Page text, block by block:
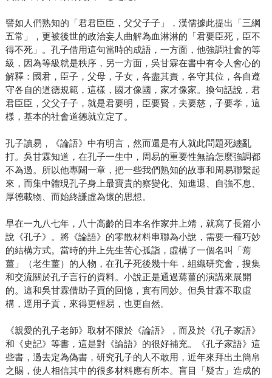
譬如人們熟知的「君君臣臣，父父子子」，漢儒據此提出「三綱
五常」，更被後世的政治妄人曲解為血淋淋的「君要臣死，臣不
得不死」。孔子借用這句當時的成語，一方面，他強調社會的等
級，因為等級就是秩序，另一方面，吳甘霖在書中有令人會心的
解釋：國君，臣子，父母，子女，各盡其責，各守其位，各自遵
守各自的道德規範，這樣，國才像國，家才像家。換句話說，君
君臣臣，父父子子，就是君要明，臣要賢，夫要慈，子要孝，這
樣，基本的社會道德就立定了。
孔子讀易，《論語》中有明言，然而還是有人就此問題死纏亂
打。吳甘霖知道，在孔子一生中，周易的重要性無論怎麼強調都
不為過。所以他專闢一章，把一些我們熟知的故事和周易聯繫起
來，而集中體現孔子身上最寶貴的察變化、知進退、自強不息、
厚德載物、而始終謙虛為懷的思想。
早在一九八七年，八十高齡的日本名作家井上靖，就寫了長篇小
說《孔子》。將《論語》的零散材料串聯為小說，需要一種巧妙
的結構方式。當時的井上先生苦心孤詣，虛構了一個名叫「蔫
薑」（老生薑）的人物，在孔子死後幾十年，組織研究會，搜集
和交流關於孔子言行的資料。小說正是通過蔫薑的演講來展開
的。這和吳甘霖借助子貢的回憶，實有同妙。但吳甘霖不取虛
構，逕用子貢，來得更輕易，也更自然。
《親愛的孔子老師》取材不限於《論語》，而及於《孔子家語》
和《史記》等書，這是對《論語》的很好補充。《孔子家語》這
些書，過去定為偽書，研究孔子的人不敢用，近年來拜出土簡帛
之賜，使人相信其中的很多材料應有所本。盲目「疑古」造成的